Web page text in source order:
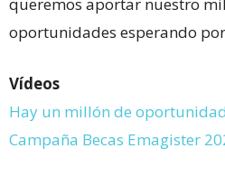
oportunidades esperando
Vídeos
Hay un millón de
Campaña Becas Emagister